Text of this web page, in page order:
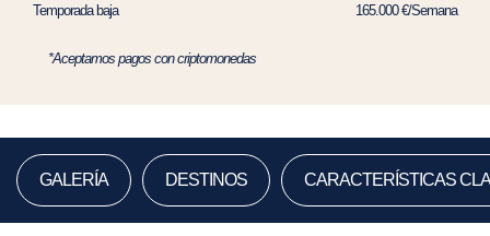
Temporada baja
165.000 €/Semana
*Aceptamos pagos con criptomonedas
GALERÍA DESTINOS CARACTERÍSTICAS